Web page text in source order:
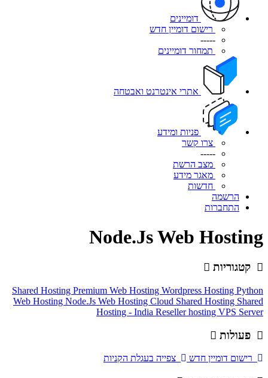
דומיינים
רישום דומיין חדש
-----
תמחור דומיינים
אתרי אינטרנט ואבטחה
פניות ומידע
צרו קשר
-----
מצב הרשת
מאגר מידע
חדשות
הרשמה
התחברות
Node.Js Web Hosting
קטגוריות
Shared Hosting Premium Web Hosting Wordpress Hosting Python
Web Hosting Node.Js Web Hosting Cloud Shared Hosting Shared
Hosting - India Reseller hosting VPS Server
פעולות
רישום דומיין חדש צפייה בעגלת הקניות